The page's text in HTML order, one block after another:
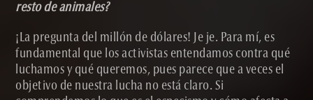
resto de animales?
¡La pregunta del millón de dólares! Je je. Para mí, es
fundamental que los activistas entendamos contra qué
luchamos y qué queremos, pues parece que a veces el
objetivo de nuestra lucha no está claro. Si